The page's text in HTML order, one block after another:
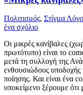
Πολιτισμός, Στίγμα
ένα σχόλιο
Οι μικρές κανίβαλες
πρωτότυπο) είναι το
μετά τη συλλογή της
ενθουσιώδους υποδοχής
ποίησης. Και είναι ένα
υποκείμενο ξέρουμε